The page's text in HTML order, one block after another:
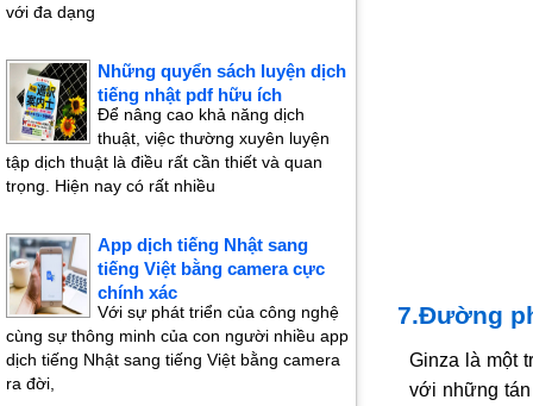
7.Đường
Ginza là một
với những
với đa dạng
Những quyển sách luyện dịch
tiếng nhật pdf hữu ích
Để nâng cao khả năng dịch
thuật, việc thường xuyên luyện
tập dịch thuật là điều rất cần thiết và quan
trọng. Hiện nay có rất nhiều
App dịch tiếng Nhật sang
tiếng Việt bằng camera cực
chính xác
Với sự phát triển của công nghệ
cùng sự thông minh của con người nhiều app
dịch tiếng Nhật sang tiếng Việt bằng camera
ra đời,